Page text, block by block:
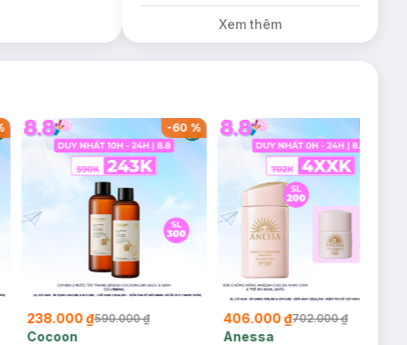
7g trị giá 198K
(SL có hạn)
Xem thêm
-60 %
238.000 ₫590.000 ₫
Cocoon
406.000 ₫702.000 ₫
Anessa